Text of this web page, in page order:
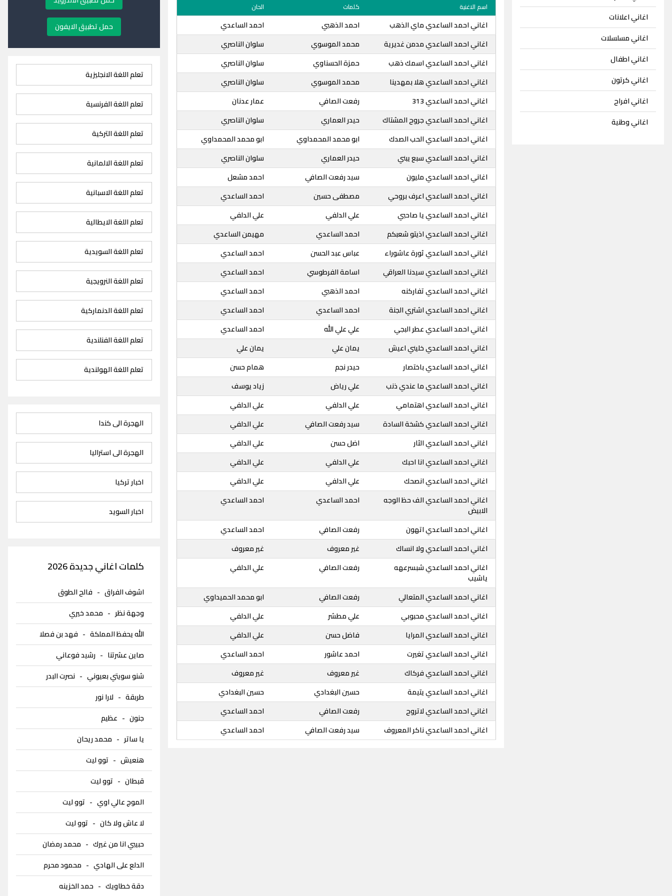
اغاني اعلانات
اغاني مسلسلات
اغاني اطفال
اغاني كرتون
اغاني افراح
اغاني وطنية
اسم الاغنية كلمات الحان
اغاني احمد الساعدي ماي الذهب احمد الذهبي
احمد الساعدي
اغاني احمد الساعدي مدمن غديرية
محمد الموسوي
سلوان الناصري
اغاني احمد الساعدي اسمك ذهب
حمزة الحسناوي
سلوان الناصري
اغاني احمد الساعدي هلا بمهدينا
محمد الموسوي
سلوان الناصري
اغاني احمد الساعدي 313
رفعت الصافي
عمار عدنان
اغاني احمد الساعدي جروح المشتاك
حيدر العماري
سلوان الناصري
اغاني احمد الساعدي الحب الصدك
ابو محمد المحمداوي
ابو محمد المحمداوي
اغاني احمد الساعدي سبع يبني
حيدر العماري
سلوان الناصري
اغاني احمد الساعدي مليون
سيد رفعت الصافي
احمد مشعل
اغاني احمد الساعدي اعرف بروحي
مصطفى حسين
احمد الساعدي
اغاني احمد الساعدي يا صاحبي
علي الدلفي
علي الدلفي
اغاني احمد الساعدي اذيتو شعبكم
احمد الساعدي
مهيمن الساعدي
اغاني احمد الساعدي ثورة عاشوراء
عباس عبد الحسن
احمد الساعدي
اغاني احمد الساعدي سيدنا العراقي
اسامة الفرطوسي
احمد الساعدي
اغاني احمد الساعدي تفاركنه
احمد الذهبي
احمد الساعدي
اغاني احمد الساعدي اشتري الجنة
احمد الساعدي
احمد الساعدي
اغاني احمد الساعدي عطر البجي
علي علي الله
احمد الساعدي
اغاني احمد الساعدي خليني اعيش
يمان علي
يمان علي
اغاني احمد الساعدي باختصار
حيدر نجم
همام حسن
اغاني احمد الساعدي ما عندي ذنب
علي رياض
زياد يوسف
اغاني احمد الساعدي اهتمامي
علي الدلفي
علي الدلفي
اغاني احمد الساعدي كشخة السادة
سيد رفعت الصافي
علي الدلفي
اغاني احمد الساعدي الثار
اضل حسن
علي الدلفي
اغاني احمد الساعدي انا احبك
علي الدلفي
علي الدلفي
اغاني احمد الساعدي انصحك
علي الدلفي
علي الدلفي
اغاني احمد الساعدي الف حظ الوجه
الابيض
احمد الساعدي احمد الساعدي
اغاني احمد الساعدي اتهون رفعت الصافي
احمد الساعدي
اغاني احمد الساعدي ولا انساك
غير معروف
غير معروف
اغاني احمد الساعدي شبسرعهه
ياشيب
رفعت الصافي علي الدلفي
اغاني احمد الساعدي المتعالي رفعت الصافي
ابو محمد الحميداوي
اغاني احمد الساعدي محبوبي
علي مطشر
علي الدلفي
اغاني احمد الساعدي المرايا
فاضل حسن
علي الدلفي
اغاني احمد الساعدي تغيرت
احمد عاشور
احمد الساعدي
اغاني احمد الساعدي فركاك
غير معروف
غير معروف
اغاني احمد الساعدي يتيمة
حسين البغدادي
حسين البغدادي
اغاني احمد الساعدي لاتروح
رفعت الصافي
احمد الساعدي
اغاني احمد الساعدي ناكر المعروف
سيد رفعت الصافي احمد الساعدي
حمل تطبيق الايفون
تعلم اللغة الانجليزية
تعلم اللغة الفرنسية
تعلم اللغة التركية
تعلم اللغة الالمانية
تعلم اللغة الاسبانية
تعلم اللغة الايطالية
تعلم اللغة السويدية
تعلم اللغة النرويجية
تعلم اللغة الدنماركية
تعلم اللغة الفنلندية
تعلم اللغة الهولندية
الهجرة الى كندا
الهجرة الى استراليا
اخبار تركيا
اخبار السويد
كلمات اغاني جديدة 2026
اشوف الفراق- فالح الطوق
وجهة نظر - محمد خيري
الله يحفظ المملكة- فهد بن فصلا
صاين عشرتنا - رشيد فوعاني
شنو سويتي بعيوني- نصرت البدر
طربقة- لارا نور
جنون- عظيم
يا ساتر - محمد ريحان
هنعيش- توو ليت
قبطان- توو ليت
الموج عالي اوي- توو ليت
لا عاش ولا كان- توو ليت
حبيبي انا من غيرك- محمد رمضان
الدلع على الهادي- محمود محرم
دقة خطاويك- حمد الخزينه